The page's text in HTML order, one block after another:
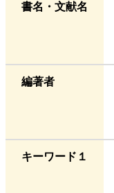
書名・文献名
編著者
キーワード１